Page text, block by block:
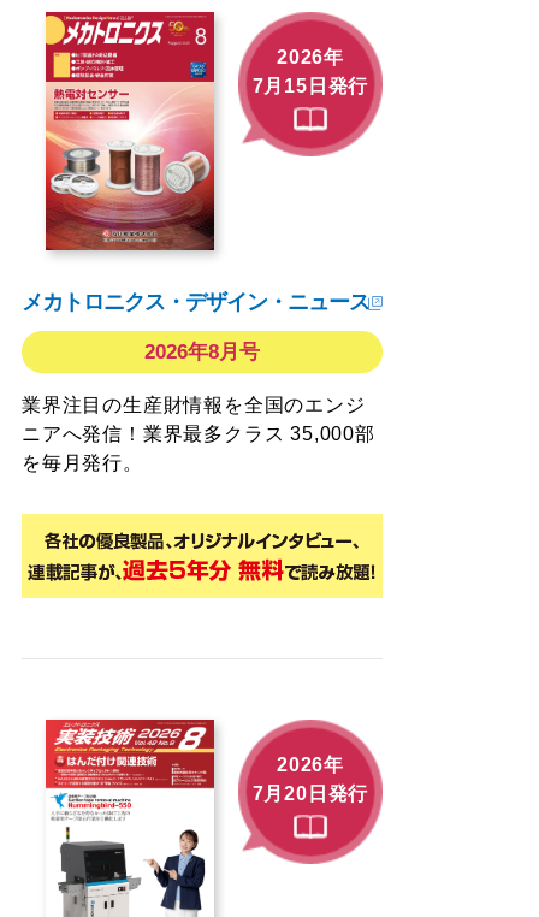
2026年
7月15日発行
メカトロニクス・デザイン・ニュース
2026年8月号
業界注目の生産財情報を全国のエンジ
ニアへ発信！業界最多クラス 35,000部
を毎月発行。
2026年
7月20日発行